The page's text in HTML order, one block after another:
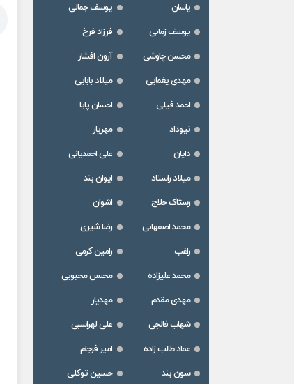
یاسان
یوسف جمالی
یوسف زمانی
فرزاد فرخ
محسن چاوشی
آرون افشار
مهدی یغمایی
میلاد بابایی
احمد فیلی
احسان پایا
نیوداد
مهریار
دایان
علی احمدیانی
میلاد راستاد
ایوان بند
رستاک حلاج
اشوان
محمد اصفهانی
رضا شیری
راغب
رامین کرمی
محمد علیزاده
محسن محبوبی
مهدی مقدم
مهدیار
شهاب فالجی
علی لهراسبی
عماد طالب زاده
امیر فرجام
سون بند
حسین توکلی